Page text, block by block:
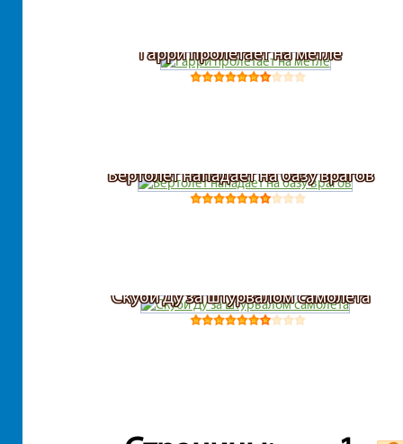
Гарри пролетает на метле
Вертолет нападает на базу врагов
Скуби Ду за штурвалом самолета